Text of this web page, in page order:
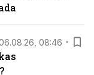
08:46